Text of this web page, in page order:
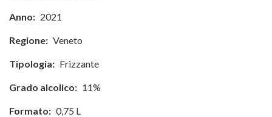
Anno: 2021
Regione: Veneto
Tipologia: Frizzante
Grado alcolico: 11%
Formato: 0,75 L